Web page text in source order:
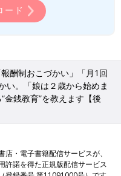
ード
報酬制おこづかい」「月1回
。「娘は２歳から始めま
金銭教育”を教えます【後
・電子書籍配信サービスが、
許諾を得た正規版配信サービス